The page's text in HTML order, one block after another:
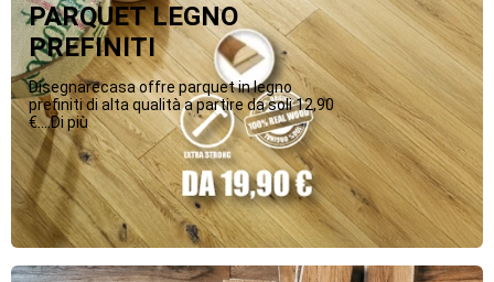
PARQUET LEGNO
PREFINITI
Disegnarecasa offre parquet in legno
prefiniti di alta qualità a partire da soli 12,90
€....Di più